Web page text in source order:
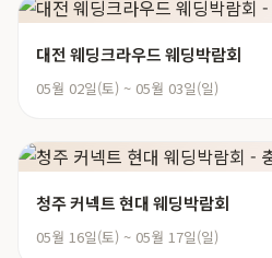
대전 웨딩크라우드 웨딩박람회
05월 02일(토) ~ 05월 03일(일)
청주 커넥트 현대 웨딩박람회
05월 16일(토) ~ 05월 17일(일)